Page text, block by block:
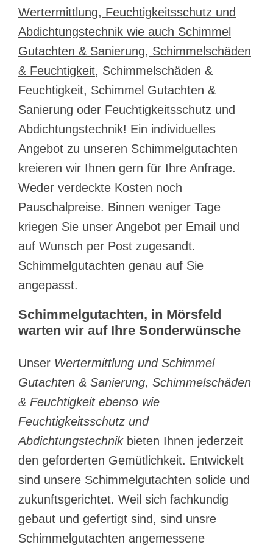
Wertermittlung, Feuchtigkeitsschutz und
Abdichtungstechnik wie auch Schimmel
Gutachten & Sanierung, Schimmelschäden
& Feuchtigkeit, Schimmelschäden &
Feuchtigkeit, Schimmel Gutachten &
Sanierung oder Feuchtigkeitsschutz und
Abdichtungstechnik! Ein individuelles
Angebot zu unseren Schimmelgutachten
kreieren wir Ihnen gern für Ihre Anfrage.
Weder verdeckte Kosten noch
Pauschalpreise. Binnen weniger Tage
kriegen Sie unser Angebot per Email und
auf Wunsch per Post zugesandt.
Schimmelgutachten genau auf Sie
angepasst.
Schimmelgutachten, in Mörsfeld
warten wir auf Ihre Sonderwünsche
Unser Wertermittlung und Schimmel
Gutachten & Sanierung, Schimmelschäden
& Feuchtigkeit ebenso wie
Feuchtigkeitsschutz und
Abdichtungstechnikbieten Ihnen jederzeit
den geforderten Gemütlichkeit. Entwickelt
sind unsere Schimmelgutachten solide und
zukunftsgerichtet. Weil sich fachkundig
gebaut und gefertigt sind, sind unsre
Schimmelgutachten angemessene